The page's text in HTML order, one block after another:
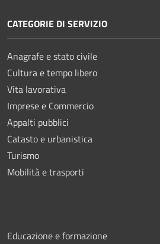
CATEGORIE DI SERVIZIO
Anagrafe e stato civile
Cultura e tempo libero
Vita lavorativa
Imprese e Commercio
Appalti pubblici
Catasto e urbanistica
Turismo
Mobilità e trasporti
Educazione e formazione